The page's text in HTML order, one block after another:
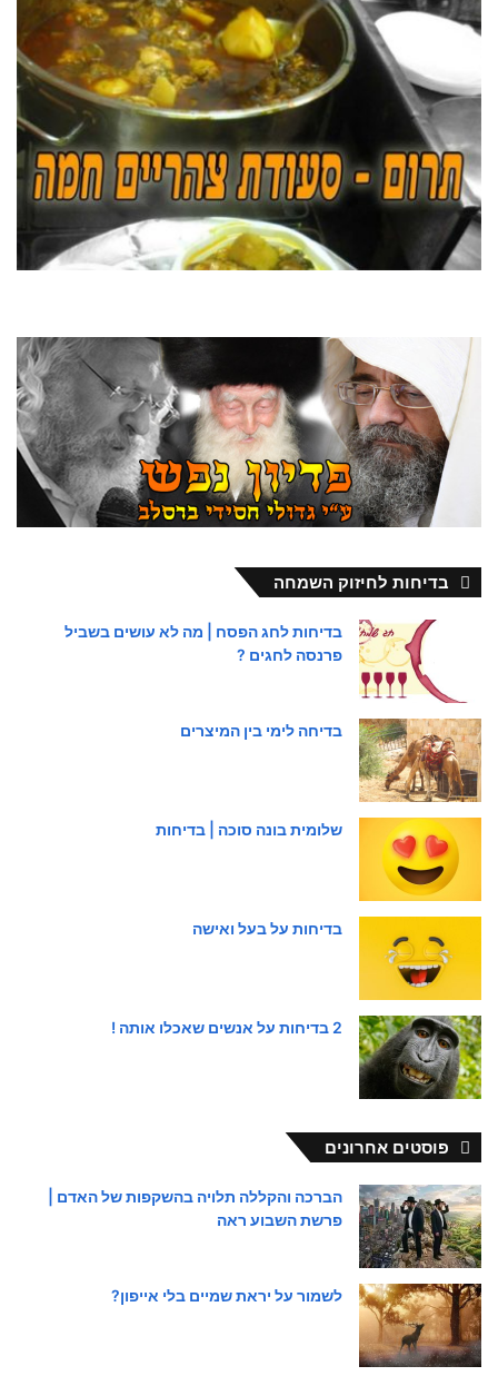
בדיחות לחיזוק השמחה
בדיחות לחג הפסח | מה לא עושים בשביל
פרנסה לחגים ?
בדיחה לימי בין המיצרים
שלומית בונה סוכה | בדיחות
בדיחות על בעל ואישה
2 בדיחות על אנשים שאכלו אותה !
פוסטים אחרונים
הברכה והקללה תלויה בהשקפות של האדם |
פרשת השבוע ראה
לשמור על יראת שמיים בלי אייפון?